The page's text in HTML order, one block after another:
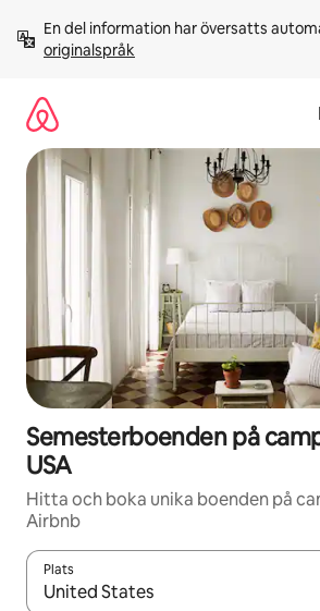
innehåll
En del information har översatts
originalspråk
Semesterboenden på
USA
Hitta och boka unika boenden på
Airbnb
Plats
När resultaten är tillgängliga kan du